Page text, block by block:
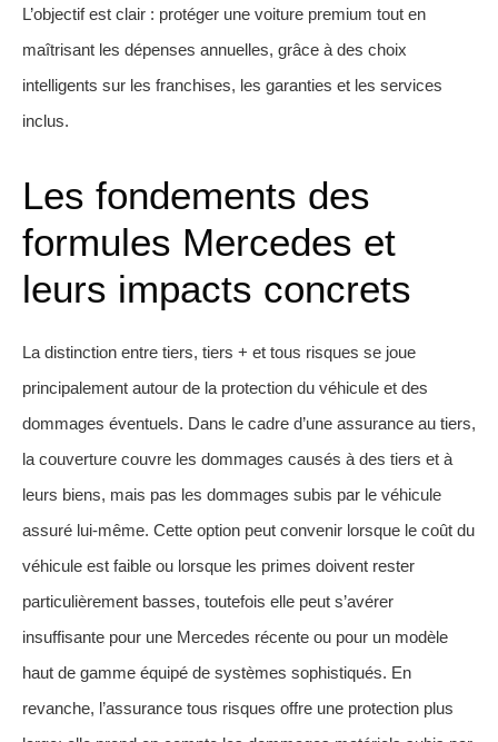
L’objectif est clair : protéger une voiture premium tout en
maîtrisant les dépenses annuelles, grâce à des choix
intelligents sur les franchises, les garanties et les services
inclus.
Les fondements des
formules Mercedes et
leurs impacts concrets
La distinction entre tiers, tiers + et tous risques se joue
principalement autour de la protection du véhicule et des
dommages éventuels. Dans le cadre d’une assurance au tiers,
la couverture couvre les dommages causés à des tiers et à
leurs biens, mais pas les dommages subis par le véhicule
assuré lui-même. Cette option peut convenir lorsque le coût du
véhicule est faible ou lorsque les primes doivent rester
particulièrement basses, toutefois elle peut s’avérer
insuffisante pour une Mercedes récente ou pour un modèle
haut de gamme équipé de systèmes sophistiqués. En
revanche, l’assurance tous risques offre une protection plus